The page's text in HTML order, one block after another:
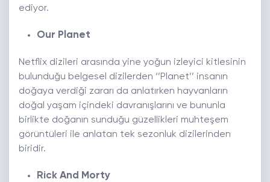
ediyor.
Our Planet
Netflix dizileri arasında yine yoğun izleyici kitlesinin
bulunduğu belgesel dizilerden ‘’Planet’’ insanın
doğaya verdiği zararı da anlatırken hayvanların
doğal yaşam içindeki davranışlarını ve bununla
birlikte doğanın sunduğu güzellikleri muhteşem
görüntüleri ile anlatan tek sezonluk dizilerinden
biridir.
Rick And Morty